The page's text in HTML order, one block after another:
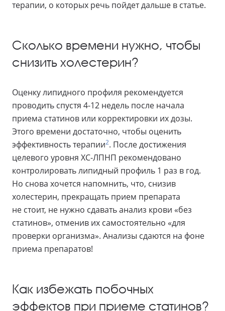
терапии, о которых речь пойдет дальше в статье.
Сколько времени нужно, чтобы
снизить холестерин?
Оценку липидного профиля рекомендуется
проводить спустя 4-12 недель после начала
приема статинов или корректировки их дозы.
Этого времени достаточно, чтобы оценить
эффективность терапии2. После достижения
целевого уровня ХС-ЛПНП рекомендовано
контролировать липидный профиль 1 раз в год.
Но снова хочется напомнить, что, снизив
холестерин, прекращать прием препарата
не стоит, не нужно сдавать анализ крови «без
статинов», отменив их самостоятельно «для
проверки организма». Анализы сдаются на фоне
приема препаратов!
Как избежать побочных
эффектов при приеме статинов?